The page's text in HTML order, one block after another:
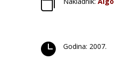

 Godina: 2007.